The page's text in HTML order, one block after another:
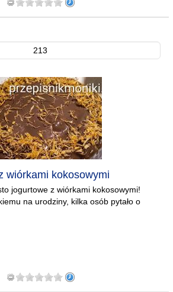
213
wiórkami kokosowymi
jogurtowe z wiórkami kokosowymi!
na urodziny, kilka osób pytało o